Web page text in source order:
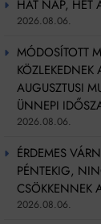
HAT NAP, HÉT
2026.08.06.
MÓDOSÍTOTT
KÖZLEKEDNEK
AUGUSZTUSI
ÜNNEPI
2026.08.06.
ÉRDEMES
PÉNTEKIG,
CSÖKKENNEK
2026.08.06.